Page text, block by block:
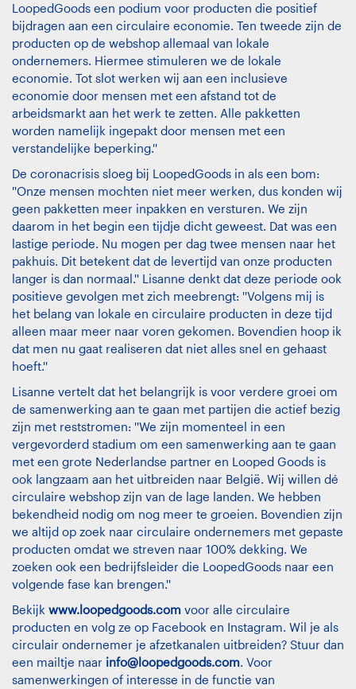
LoopedGoods een podium voor producten die positief
bijdragen aan een circulaire economie. Ten tweede zijn de
producten op de webshop allemaal van lokale
ondernemers. Hiermee stimuleren we de lokale
economie. Tot slot werken wij aan een inclusieve
economie door mensen met een afstand tot de
arbeidsmarkt aan het werk te zetten. Alle pakketten
worden namelijk ingepakt door mensen met een
verstandelijke beperking.''
De coronacrisis sloeg bij LoopedGoods in als een bom:
''Onze mensen mochten niet meer werken, dus konden wij
geen pakketten meer inpakken en versturen. We zijn
daarom in het begin een tijdje dicht geweest. Dat was een
lastige periode. Nu mogen per dag twee mensen naar het
pakhuis. Dit betekent dat de levertijd van onze producten
langer is dan normaal.'' Lisanne denkt dat deze periode ook
positieve gevolgen met zich meebrengt: ''Volgens mij is
het belang van lokale en circulaire producten in deze tijd
alleen maar meer naar voren gekomen. Bovendien hoop ik
dat men nu gaat realiseren dat niet alles snel en gehaast
hoeft.''
Lisanne vertelt dat het belangrijk is voor verdere groei om
de samenwerking aan te gaan met partijen die actief bezig
zijn met reststromen: ''We zijn momenteel in een
vergevorderd stadium om een samenwerking aan te gaan
met een grote Nederlandse partner en Looped Goods is
ook langzaam aan het uitbreiden naar België. Wij willen dé
circulaire webshop zijn van de lage landen. We hebben
bekendheid nodig om nog meer te groeien. Bovendien zijn
we altijd op zoek naar circulaire ondernemers met gepaste
producten omdat we streven naar 100% dekking. We
zoeken ook een bedrijfsleider die LoopedGoods naar een
volgende fase kan brengen.''
Bekijk www.loopedgoods.com voor alle circulaire
producten en volg ze op Facebook en Instagram. Wil je als
circulair ondernemer je afzetkanalen uitbreiden? Stuur dan
een mailtje naar info@loopedgoods.com. Voor
samenwerkingen of interesse in de functie van